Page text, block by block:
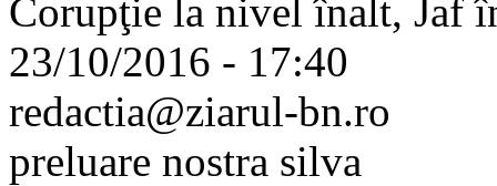
Corupţie la nivel înalt, Jaf
23/10/2016 - 17:40
redactia@ziarul-bn.ro
preluare nostra silva